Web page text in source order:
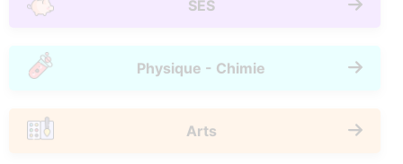
SES
Physique - Chimie
Arts